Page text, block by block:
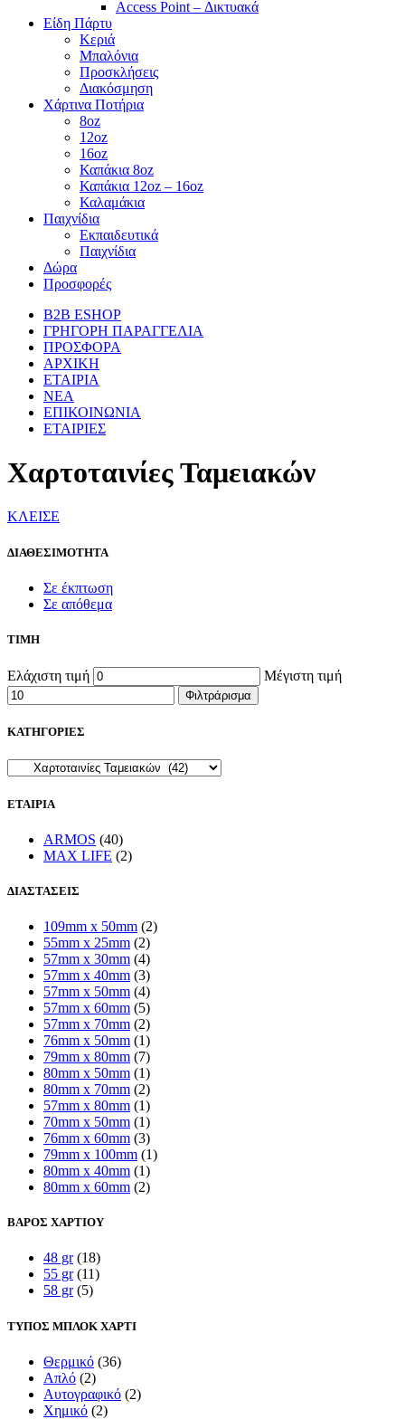
Access Point – Δικτυακά
Είδη Πάρτυ
Κεριά
Μπαλόνια
Προσκλήσεις
Διακόσμηση
Χάρτινα Ποτήρια
8oz
12oz
16oz
Καπάκια 8oz
Καπάκια 12oz – 16oz
Καλαμάκια
Παιχνίδια
Εκπαιδευτικά
Παιχνίδια
Δώρα
Προσφορές
B2B ESHOP
ΓΡΗΓΟΡΗ ΠΑΡΑΓΓΕΛΙΑ
ΠΡΟΣΦΟΡΑ
ΑΡΧΙΚΗ
ΕΤΑΙΡΙΑ
ΝΕΑ
ΕΠΙΚΟΙΝΩΝΙΑ
ΕΤΑΙΡΙΕΣ
Χαρτοταινίες Ταμειακών
ΚΛΕΙΣΕ
ΔΙΑΘΕΣΙΜΟΤΗΤΑ
Σε έκπτωση
Σε απόθεμα
ΤΙΜΗ
Ελάχιστη τιμή Μέγιστη τιμή
Φιλτράρισμα
ΚΑΤΗΓΟΡΙΕΣ
ΕΤΑΙΡΙΑ
ARMOS (40)
MAX LIFE (2)
ΔΙΑΣΤΑΣΕΙΣ
109mm x 50mm (2)
55mm x 25mm (2)
57mm x 30mm (4)
57mm x 40mm (3)
57mm x 50mm (4)
57mm x 60mm (5)
57mm x 70mm (2)
76mm x 50mm (1)
79mm x 80mm (7)
80mm x 50mm (1)
80mm x 70mm (2)
57mm x 80mm (1)
70mm x 50mm (1)
76mm x 60mm (3)
79mm x 100mm (1)
80mm x 40mm (1)
80mm x 60mm (2)
ΒΑΡΟΣ ΧΑΡΤΙΟΥ
48 gr (18)
55 gr (11)
58 gr (5)
ΤΥΠΟΣ ΜΠΛΟΚ ΧΑΡΤΙ
Θερμικό (36)
Απλό (2)
Αυτογραφικό (2)
Χημικό (2)